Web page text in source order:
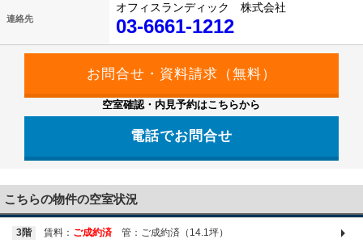
連絡先
オフィスランディック 株式会社
03-6661-1212
空室確認・内見予約はこちらから
電話でお問合せ
こちらの物件の空室状況
3階 賃料： ご成約済 管：ご成約済（14.1坪）